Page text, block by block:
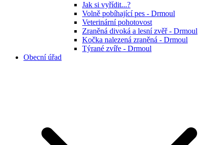
Jak si vyřídit...?
Volně pobíhající pes - Drmoul
Veterinární pohotovost
Zraněná divoká a lesní zvěř - Drmoul
Kočka nalezená zraněná - Drmoul
Týrané zvíře - Drmoul
Obecní úřad